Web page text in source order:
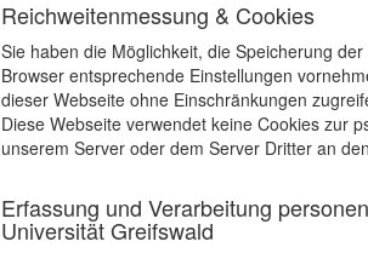
Reichweitenmessung & Cookies
Sie haben die Möglichkeit, die Speicherung
Browser entsprechende Einstellungen
dieser Webseite ohne Einschränkungen
Diese Webseite verwendet keine Cookies zur
unserem Server oder dem Server Dritter an
Erfassung und Verarbeitung
Universität Greifswald